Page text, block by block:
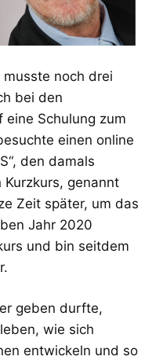
noch drei
bei den
eine Schulung zum
einen online
den damals
genannt
Zeit später, um das
Jahr 2020
und bin seitdem
geben durfte,
wie sich
entwickeln und so